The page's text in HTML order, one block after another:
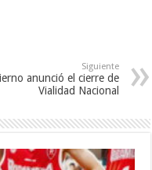
Siguiente
anunció el cierre de
Vialidad Nacional